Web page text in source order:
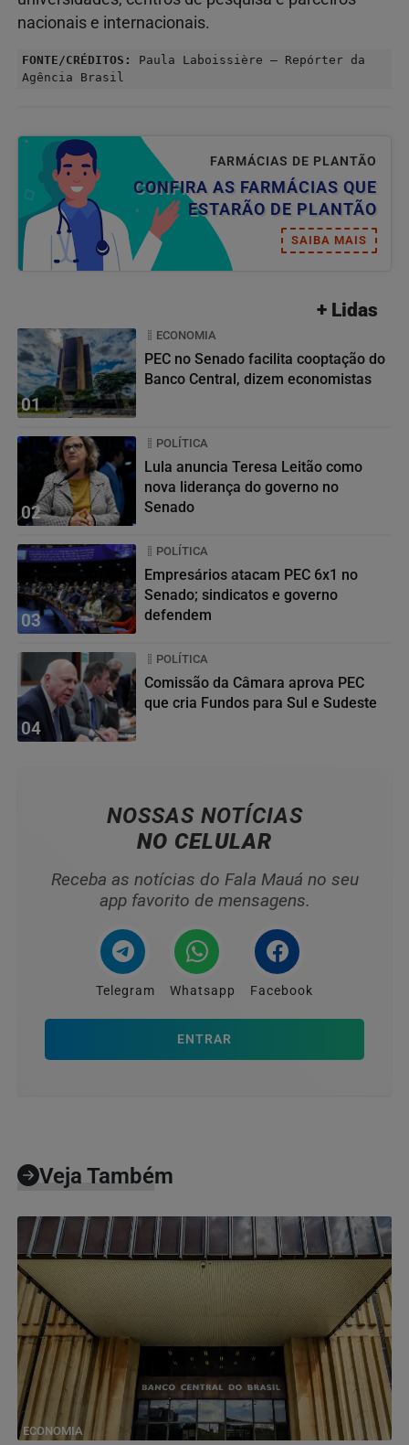
nacionais e internacionais.
FONTE/CRÉDITOS:
Paula Laboissière – Repórter da
Agência Brasil
FARMÁCIAS DE PLANTÃO
CONFIRA AS FARMÁCIAS QUE
ESTARÃO DE PLANTÃO
SAIBA MAIS
+ Lidas
01
ECONOMIA
PEC no Senado facilita cooptação do
Banco Central, dizem economistas
02
POLÍTICA
Lula anuncia Teresa Leitão como
nova liderança do governo no
Senado
03
POLÍTICA
Empresários atacam PEC 6x1 no
Senado; sindicatos e governo
defendem
04
POLÍTICA
Comissão da Câmara aprova PEC
que cria Fundos para Sul e Sudeste
NOSSAS NOTÍCIAS
NO CELULAR
Receba as notícias do Fala Mauá no seu
app favorito de mensagens.
Telegram Whatsapp Facebook
ENTRAR
Veja Também
ECONOMIA